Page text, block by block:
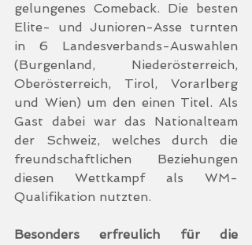
gelungenes Comeback. Die besten
Elite- und Junioren-Asse turnten
in 6 Landesverbands-Auswahlen
(Burgenland, Niederösterreich,
Oberösterreich, Tirol, Vorarlberg
und Wien) um den einen Titel. Als
Gast dabei war das Nationalteam
der Schweiz, welches durch die
freundschaftlichen Beziehungen
diesen Wettkampf als WM-
Qualifikation nutzten.
Besonders erfreulich für die